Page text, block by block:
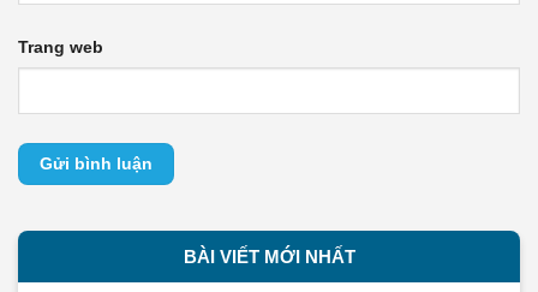
Trang web
BÀI VIẾT MỚI NHẤT